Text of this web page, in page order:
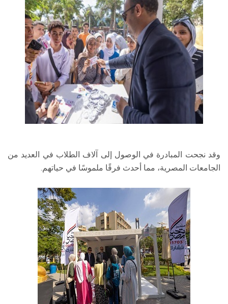
وقد نجحت المبادرة في الوصول إلى آلاف الطلاب في العديد من
الجامعات المصرية، مما أحدث فرقًا ملموسًا في حياتهم.